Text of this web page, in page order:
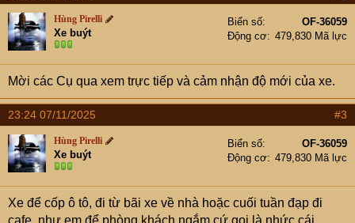
Hùng Pirelli
Xe buýt
Biển số
OF-36059
Động cơ
479,830 Mã lực
Mời các Cụ qua xem trực tiếp và cảm nhận độ mới của xe.
23:24 07/11/2025 #3
Hùng Pirelli
Xe buýt
Biển số
OF-36059
Động cơ
479,830 Mã lực
Xe để cốp ô tô, đi từ bãi xe về nhà hoặc cuối tuần đạp đi
cafe, như em để phòng khách ngắm cứ gọi là nhức cái